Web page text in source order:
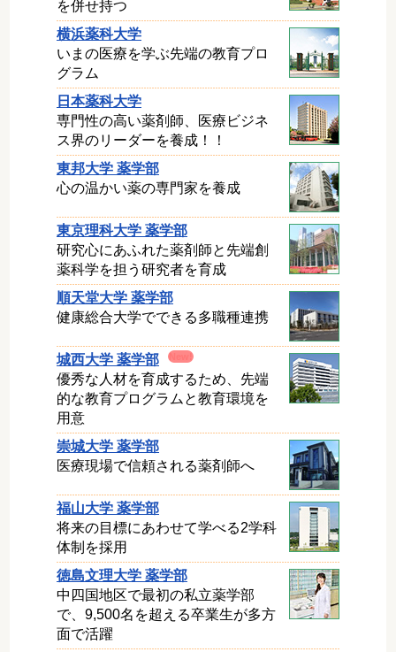
を併せ持つ
横浜薬科大学
いまの医療を学ぶ先端の教育プロ
グラム
日本薬科大学
専門性の高い薬剤師、医療ビジネ
ス界のリーダーを養成！！
東邦大学 薬学部
心の温かい薬の専門家を養成
東京理科大学 薬学部
研究心にあふれた薬剤師と先端創
薬科学を担う研究者を育成
順天堂大学 薬学部
健康総合大学でできる多職種連携
城西大学 薬学部
優秀な人材を育成するため、先端
的な教育プログラムと教育環境を
用意
崇城大学 薬学部
医療現場で信頼される薬剤師へ
福山大学 薬学部
将来の目標にあわせて学べる2学科
体制を採用
徳島文理大学 薬学部
中四国地区で最初の私立薬学部
で、9,500名を超える卒業生が多方
面で活躍